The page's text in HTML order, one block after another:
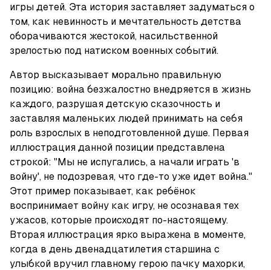
игры детей. Эта история заставляет задуматься о
том, как невинность и мечтательность детства
оборачиваются жестокой, насильственной
зрелостью под натиском военных событий.
Автор высказывает морально правильную
позицию: война безжалостно внедряется в жизнь
каждого, разрушая детскую сказочность и
заставляя маленьких людей принимать на себя
роль взрослых в неподготовленной душе. Первая
иллюстрация данной позиции представлена
строкой: "Мы не испугались, а начали играть 'в
войну', не подозревая, что где-то уже идет война."
Этот пример показывает, как ребёнок
воспринимает войну как игру, не осознавая тех
ужасов, которые происходят по-настоящему.
Вторая иллюстрация ярко выражена в моменте,
когда в день двенадцатилетия старшина с
улыбкой вручил главному герою пачку махорки,